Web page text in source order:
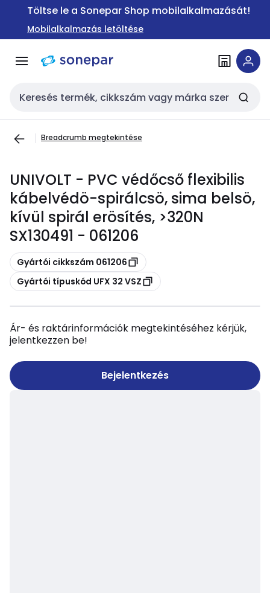
Ugrás a
Ugrás a
tartalomra
Töltse le a Sonepar Shop mobilalkalmazását!
Mobilalkalmazás letöltése
Keresési bemenet
Breadcrumb megtekintése
UNIVOLT - PVC védőcső flexibilis
kábelvédö-spirálcsö, sima belsö,
kívül spirál erösítés, >320N
SX130491 - 061206
Másolás
Gyártói cikkszám 061206
Másolás
Gyártói típuskód UFX 32 VSZ
Ár- és raktárinformációk megtekintéséhez kérjük,
jelentkezzen be!
Bejelentkezés